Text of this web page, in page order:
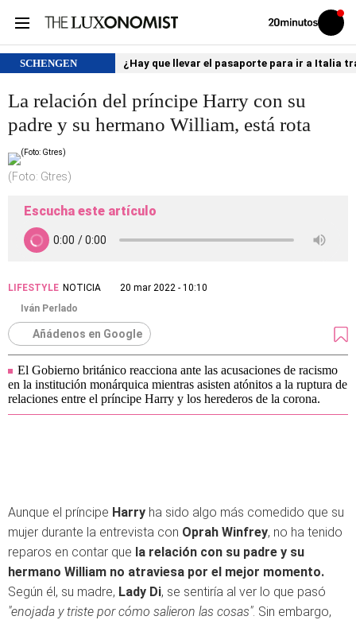
Volver
Iniciar
sesión
SCHENGEN ¿Hay que llevar el pasaporte para ir a Italia
La relación del príncipe Harry con su
padre y su hermano William, está rota
(Foto: Gtres)
Escucha este artículo
LIFESTYLE NOTICIA
20 mar 2022 - 10:10
Iván Perlado
Añádenos en Google
El Gobierno británico reacciona ante las acusaciones de racismo
en la institución monárquica mientras asisten atónitos a la ruptura de
relaciones entre el príncipe Harry y los herederos de la corona.
Aunque el príncipe Harry ha sido algo más comedido que su
mujer durante la entrevista con Oprah Winfrey, no ha tenido
reparos en contar que la relación con su padre y su
hermano William no atraviesa por el mejor momento.
Según él, su madre, Lady Di, se sentiría al ver lo que pasó
"enojada y triste por cómo salieron las cosas". Sin embargo,